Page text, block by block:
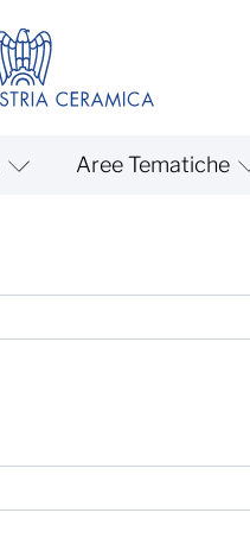
Aree Tematiche